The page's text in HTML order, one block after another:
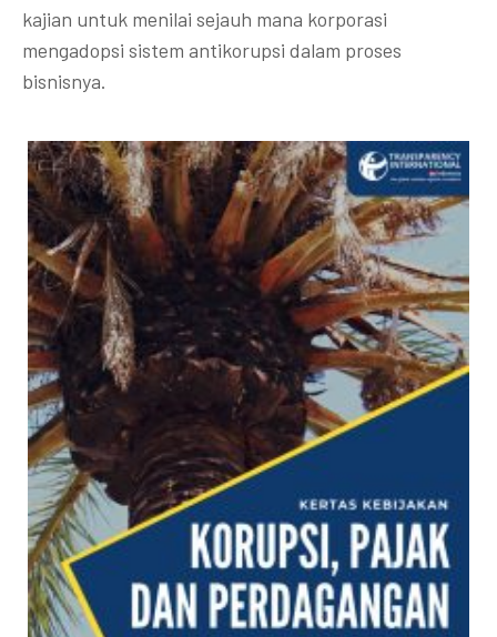
kajian untuk menilai sejauh mana korporasi
mengadopsi sistem antikorupsi dalam proses
bisnisnya.